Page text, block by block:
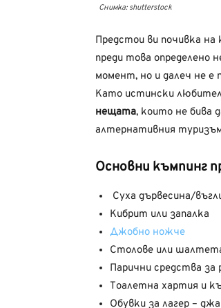
Снимка: shutterstock
Предстои ви почивка
преди това определено
момент, но и далеч не е
Като истински
нещата, които не бива
алтернативния
Основни къмпинг
Суха дървесина/
Кибрит или запалка
Джобно ножче
Столове или
Парични средства за
Тоалетна хартия и
Обувки за лагер –